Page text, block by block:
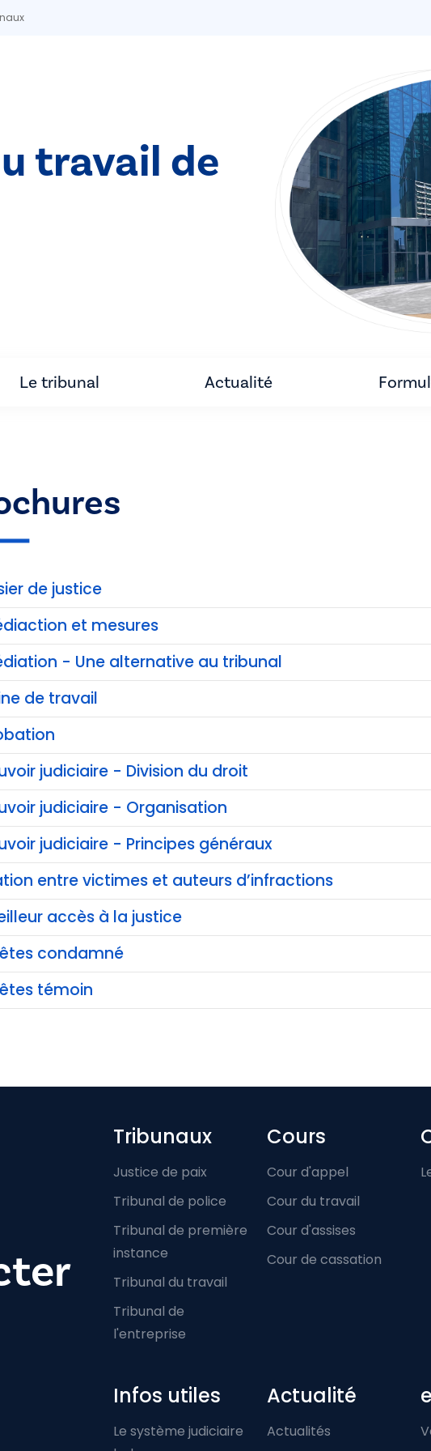
travail de
Le tribunal Actualité
de justice
et mesures
- Une alternative au tribunal
de travail
judiciaire - Division du droit
judiciaire - Organisation
judiciaire - Principes généraux
entre victimes et auteurs d’infractions
accès à la justice
condamné
témoin
Footer-menu
Tribunaux
Justice de paix
Tribunal de police
Tribunal de première
instance
Tribunal du travail
Tribunal de
l'entreprise
Cours
Cour d'appel
Cour du travail
Cour d'assises
Cour de cassation
Infos utiles
Le système judiciaire
Actualité
Actualités